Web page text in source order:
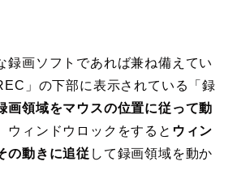
録画ソフトであれば兼ね備えてい
」の下部に表示されている「録
画領域をマウスの位置に従って動
ウィンドウロックをすると ウィン
の動きに追従 して録画領域を動か